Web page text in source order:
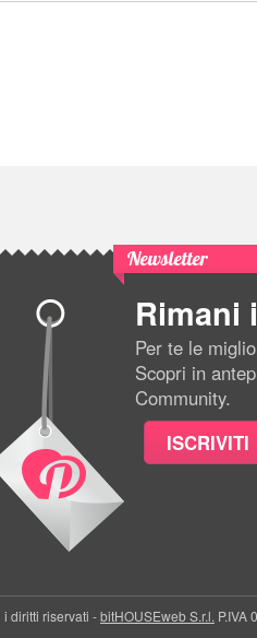
Newsletter
Rimani
Per te le
Scopri in
Community.
ISCRIVITI
diritti riservati -bitHOUSEweb S.r.l. P.IVA